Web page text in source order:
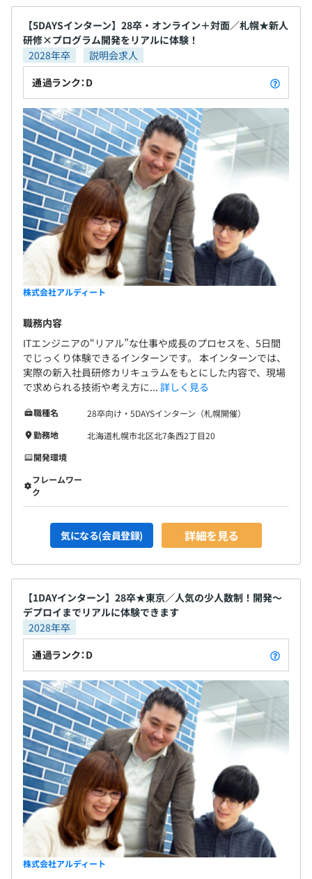
【5DAYSインターン】28卒・オンライン＋対面／札幌★新人
研修×プログラム開発をリアルに体験！
2028年卒
説明会求人
通過ランク：D
株式会社アルディート
職務内容
ITエンジニアの“リアル”な仕事や成長のプロセスを、5日間
でじっくり体験できるインターンです。 本インターンでは、
実際の新入社員研修カリキュラムをもとにした内容で、現場
で求められる技術や考え方に... 詳しく見る
職種名
28卒向け・5DAYSインターン（札幌開催）
勤務地
北海道札幌市北区北7条西2丁目20
開発環境
フレームワー
ク
気になる(会員登録) 詳細を見る
【1DAYインターン】28卒★東京／人気の少人数制！開発〜
デプロイまでリアルに体験できます
2028年卒
通過ランク：D
株式会社アルディート